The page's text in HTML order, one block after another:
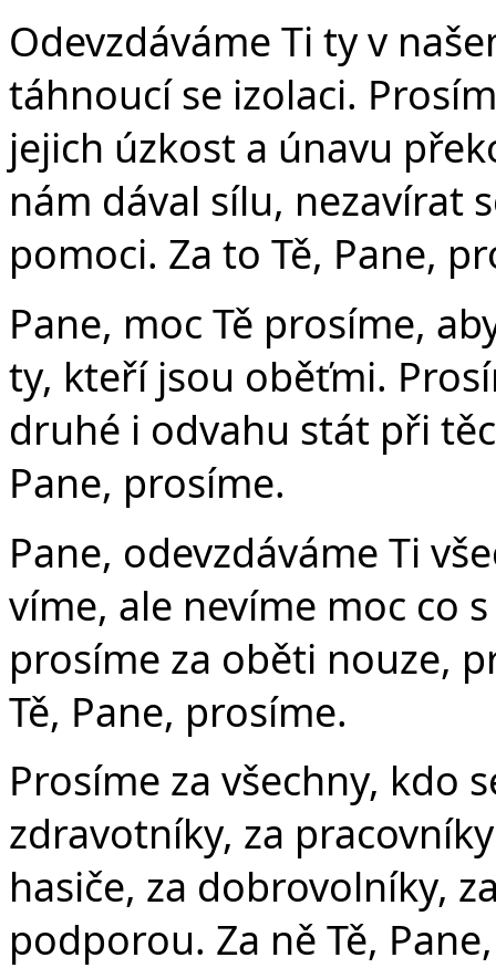
Odevzdáváme Ti ty v
táhnoucí se izolaci.
jejich úzkost a únavu
nám dával sílu, nezavírat
pomoci. Za to Tě, Pane,
Pane, moc Tě prosíme,
ty, kteří jsou oběťmi.
druhé i odvahu stát při
Pane, prosíme.
Pane, odevzdáváme Ti
víme, ale nevíme moc co
prosíme za oběti nouze,
Tě, Pane, prosíme.
Prosíme za všechny, kdo
zdravotníky, za
hasiče, za dobrovolníky,
podporou. Za ně Tě,